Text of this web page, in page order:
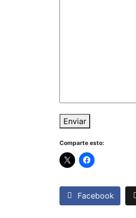
Enviar
Comparte esto:
Facebook